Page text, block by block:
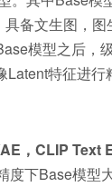
备文生图，图
模型之后，
特征进行
，CLIP Text
度下Base模型